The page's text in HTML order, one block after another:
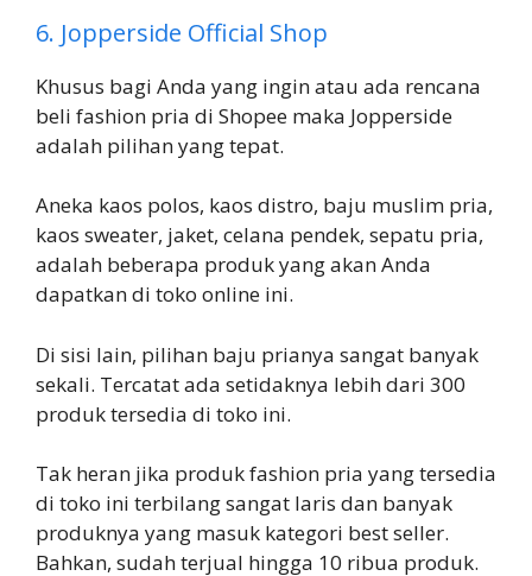
6. Jopperside Official Shop
Khusus bagi Anda yang ingin atau ada rencana
beli fashion pria di Shopee maka Jopperside
adalah pilihan yang tepat.
Aneka kaos polos, kaos distro, baju muslim pria,
kaos sweater, jaket, celana pendek, sepatu pria,
adalah beberapa produk yang akan Anda
dapatkan di toko online ini.
Di sisi lain, pilihan baju prianya sangat banyak
sekali. Tercatat ada setidaknya lebih dari 300
produk tersedia di toko ini.
Tak heran jika produk fashion pria yang tersedia
di toko ini terbilang sangat laris dan banyak
produknya yang masuk kategori best seller.
Bahkan, sudah terjual hingga 10 ribua produk.